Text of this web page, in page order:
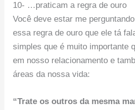
10- …praticam a regra de ouro
Você deve estar me
essa regra de ouro que ele tá
simples que é muito importante
em nosso relacionamento e
áreas da nossa vida:
“Trate os outros da mesma